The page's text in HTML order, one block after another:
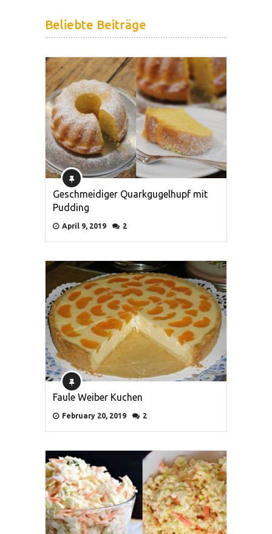
Beliebte Beiträge
Geschmeidiger Quarkgugelhupf mit
Pudding
April 9, 2019 2
Faule Weiber Kuchen
February 20, 2019 2